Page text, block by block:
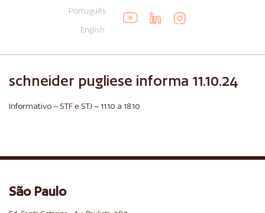
Português
English
schneider pugliese informa 11.10.24
Informativo – STF e STJ – 11.10 a 18.10
São Paulo